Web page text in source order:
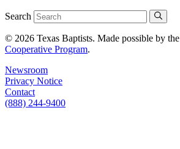
Search
© 2026 Texas Baptists. Made possible by the
Cooperative Program.
Newsroom
Privacy Notice
Contact
(888) 244-9400